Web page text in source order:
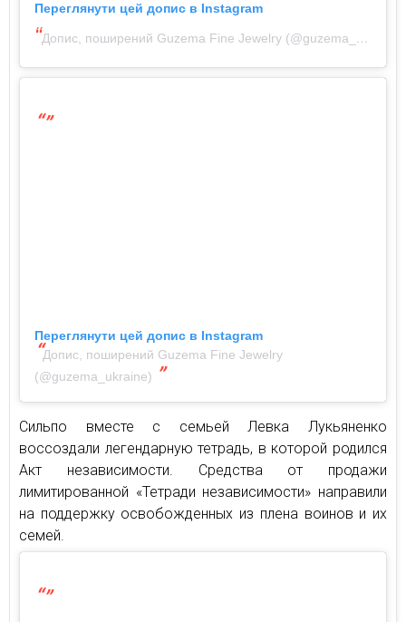
Переглянути цей допис в Instagram
Допис, поширений Guzema Fine Jewelry (@guzema_ukraine)
Переглянути цей допис в Instagram
Допис, поширений Guzema Fine Jewelry
(@guzema_ukraine)
Сильпо вместе с семьей Левка Лукьяненко
воссоздали легендарную тетрадь, в которой родился
Акт независимости. Средства от продажи
лимитированной «Тетради независимости» направили
на поддержку освобожденных из плена воинов и их
семей.